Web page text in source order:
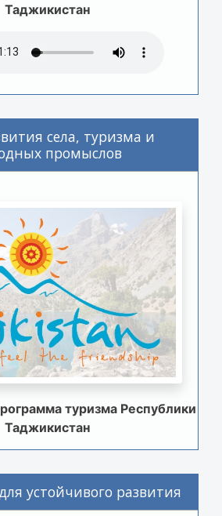
Таджикистан
села, туризма и
промыслов
туризма Республики
Таджикистан
устойчивого развития